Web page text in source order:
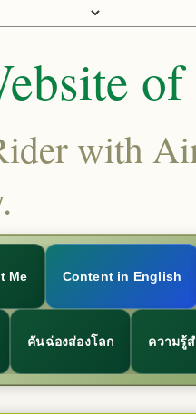
with
Me Content in English
คันฉ่องส่องโลก ความรู้